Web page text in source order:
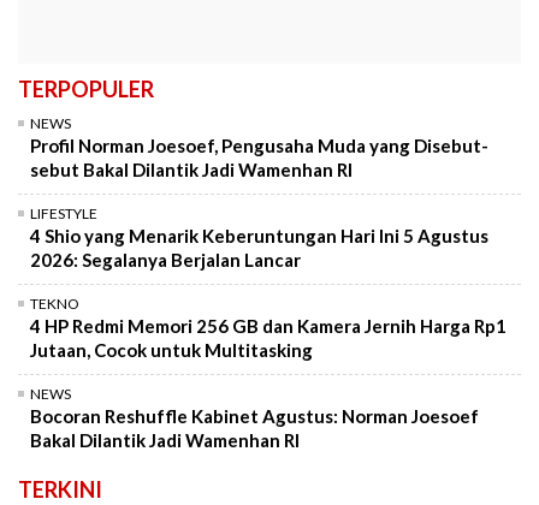
TERPOPULER
NEWS
Profil Norman Joesoef, Pengusaha Muda yang Disebut-
sebut Bakal Dilantik Jadi Wamenhan RI
LIFESTYLE
4 Shio yang Menarik Keberuntungan Hari Ini 5 Agustus
2026: Segalanya Berjalan Lancar
TEKNO
4 HP Redmi Memori 256 GB dan Kamera Jernih Harga Rp1
Jutaan, Cocok untuk Multitasking
NEWS
Bocoran Reshuffle Kabinet Agustus: Norman Joesoef
Bakal Dilantik Jadi Wamenhan RI
TERKINI